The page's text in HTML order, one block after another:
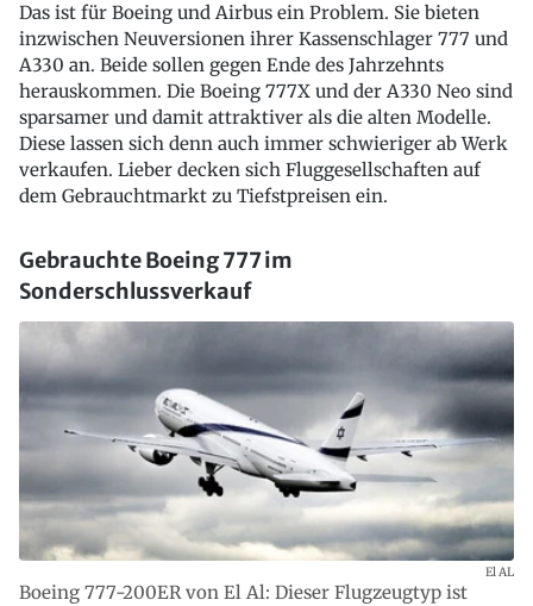
Das ist für Boeing und Airbus ein Problem. Sie bieten
inzwischen Neuversionen ihrer Kassenschlager 777 und
A330 an. Beide sollen gegen Ende des Jahrzehnts
herauskommen. Die Boeing 777X und der A330 Neo sind
sparsamer und damit attraktiver als die alten Modelle.
Diese lassen sich denn auch immer schwieriger ab Werk
verkaufen. Lieber decken sich Fluggesellschaften auf
dem Gebrauchtmarkt zu Tiefstpreisen ein.
Gebrauchte Boeing 777 im
Sonderschlussverkauf
Boeing 777-200ER von El Al: Dieser Flugzeugtyp ist
El AL